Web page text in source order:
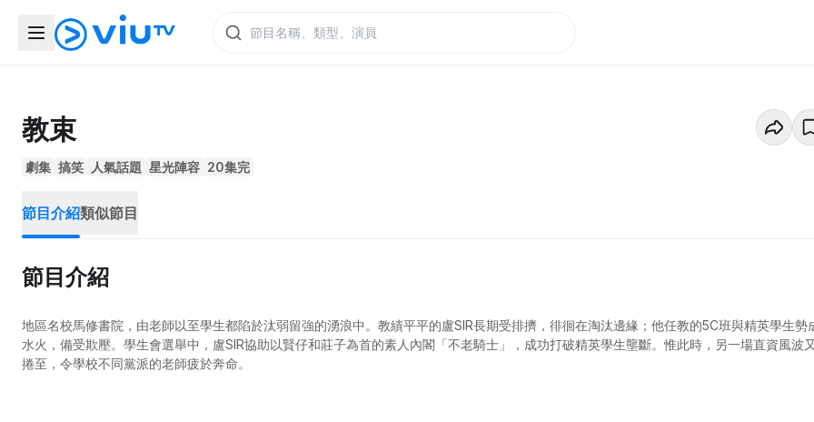
教束
劇集 搞笑 人氣話題 星光陣容 20集完
節目介紹類似節目
節目介紹
地區名校馬修書院，由老師以至學生都陷於汰弱留強的湧浪中。教績平平的盧SIR長期受排擠，徘徊在淘汰邊緣；他任教的5C班與精英學生勢
水火，備受欺壓。學生會選舉中，盧SIR協助以賢仔和莊子為首的素人內閣「不老騎士」，成功打破精英學生壟斷。惟此時，另一場直資風波又
捲至，令學校不同黨派的老師疲於奔命。